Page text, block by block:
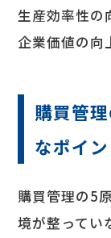
生産効率性の
企業価値の向
購買管
なポイ
購買管理の5
境が整ってい